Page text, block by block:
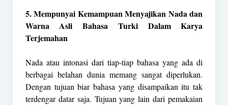
5. Mempunyai Kemampuan Menyajikan Nada dan
Warna Asli Bahasa Turki Dalam Karya
Terjemahan
Nada atau intonasi dari tiap-tiap bahasa yang ada di
berbagai belahan dunia memang sangat diperlukan.
Dengan tujuan biar bahasa yang disampaikan itu tak
terdengar datar saja. Tujuan yang lain dari pemakaian